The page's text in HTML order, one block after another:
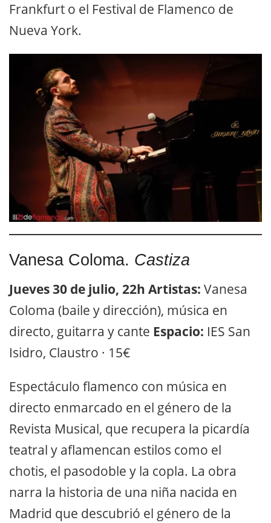
Frankfurt o el Festival de Flamenco de
Nueva York.
Vanesa Coloma. Castiza
Jueves 30 de julio, 22h Artistas: Vanesa
Coloma (baile y dirección), música en
directo, guitarra y cante Espacio: IES San
Isidro, Claustro · 15€
Espectáculo flamenco con música en
directo enmarcado en el género de la
Revista Musical, que recupera la picardía
teatral y aflamencan estilos como el
chotis, el pasodoble y la copla. La obra
narra la historia de una niña nacida en
Madrid que descubrió el género de la